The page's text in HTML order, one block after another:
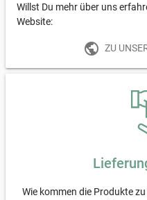
Willst Du mehr über uns
Website:
public ZU
Wie kommen die Produkte zu